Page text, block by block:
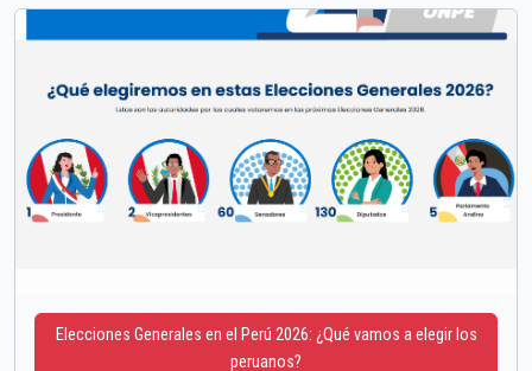
Elecciones Generales en el Perú 2026: ¿Qué vamos a elegir los
peruanos?